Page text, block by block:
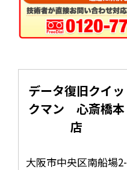
データ復旧クイッ
クマン 心斎橋本
店
大阪市中央区南船場2-